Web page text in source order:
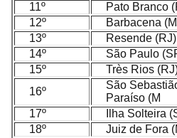
11º
Pato Branco
12º
Barbacena
13º
Resende (RJ)
14º
São Paulo
15º
Très Rios
16º
São
Paraíso (M
17º
Ilha Solteira
18º
Juiz de Fora